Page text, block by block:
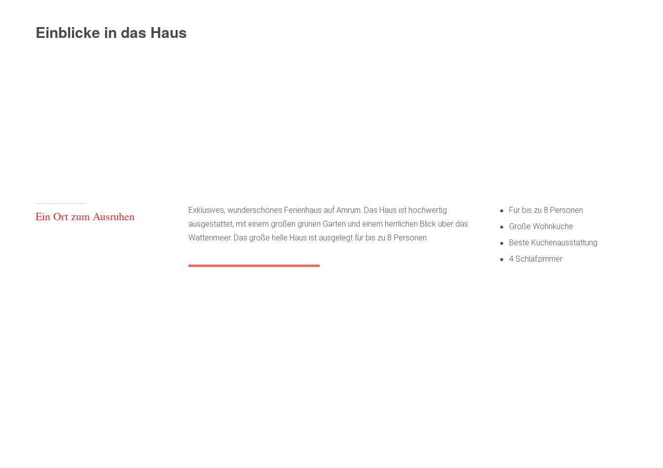
Einblicke in das Haus
Ein Ort zum Ausruhen
Exklusives, wunderschönes Ferienhaus auf Amrum. Das Haus ist hochwertig
ausgestattet, mit einem großen grünen Garten und einem herrlichen Blick über das
Wattenmeer. Das große helle Haus ist ausgelegt für bis zu 8 Personen.
Für bis zu 8 Personen
Große Wohnküche
Beste Küchenausstattung
4 Schlafzimmer